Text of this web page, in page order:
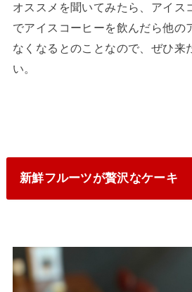
オススメを聞いてみたら、アイス
でアイスコーヒーを飲んだら他の
なくなるとのことなので、ぜひ来
い。
新鮮フルーツが贅沢なケーキ